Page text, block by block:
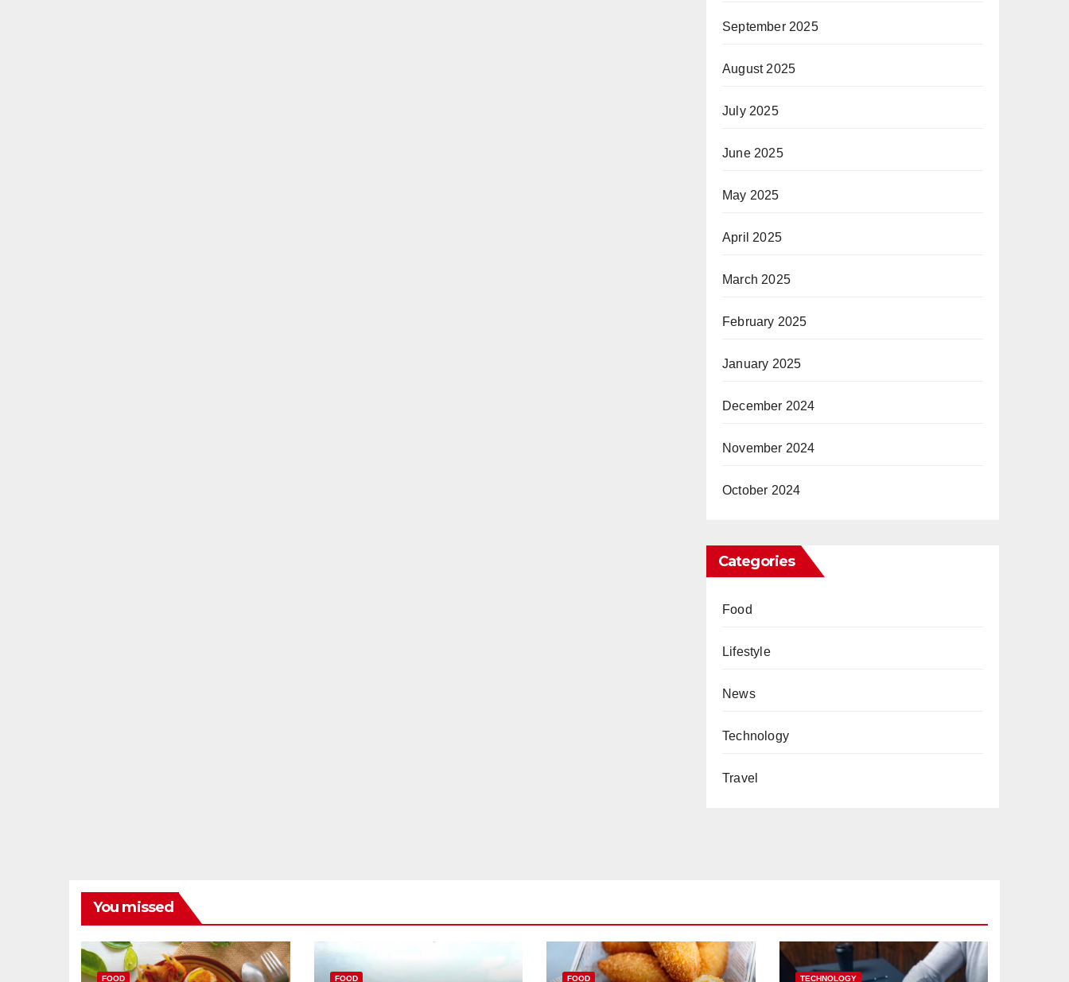
September 2025
August 2025
July 2025
June 2025
May 2025
April 2025
March 2025
February 2025
January 2025
December 2024
November 2024
October 2024
Categories
Food
Lifestyle
News
Technology
Travel
You missed
FOOD FOOD FOOD TECHNOLOGY